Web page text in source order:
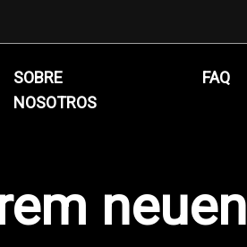
SOBRE
NOSOTROS
FAQ
neuen